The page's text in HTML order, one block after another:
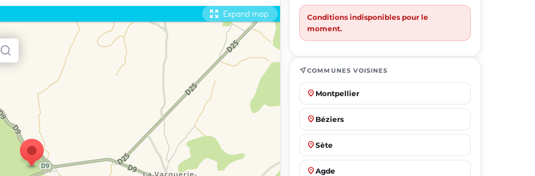
Conditions indisponibles pour le
moment.
near_meCOMMUNES VOISINES
place Montpellier
place Béziers
place Sète
place Agde